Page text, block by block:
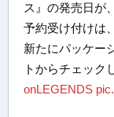
ス』の発売日が
予約受け付けは
新たにパッケー
トからチェック
onLEGENDS